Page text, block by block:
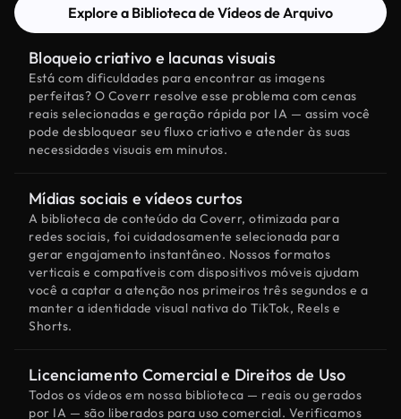
Explore a Biblioteca de Vídeos de Arquivo
Bloqueio criativo e lacunas visuais
Está com dificuldades para encontrar as imagens
perfeitas? O Coverr resolve esse problema com cenas
reais selecionadas e geração rápida por IA — assim você
pode desbloquear seu fluxo criativo e atender às suas
necessidades visuais em minutos.
Mídias sociais e vídeos curtos
A biblioteca de conteúdo da Coverr, otimizada para
redes sociais, foi cuidadosamente selecionada para
gerar engajamento instantâneo. Nossos formatos
verticais e compatíveis com dispositivos móveis ajudam
você a captar a atenção nos primeiros três segundos e a
manter a identidade visual nativa do TikTok, Reels e
Shorts.
Licenciamento Comercial e Direitos de Uso
Todos os vídeos em nossa biblioteca — reais ou gerados
por IA — são liberados para uso comercial. Verificamos